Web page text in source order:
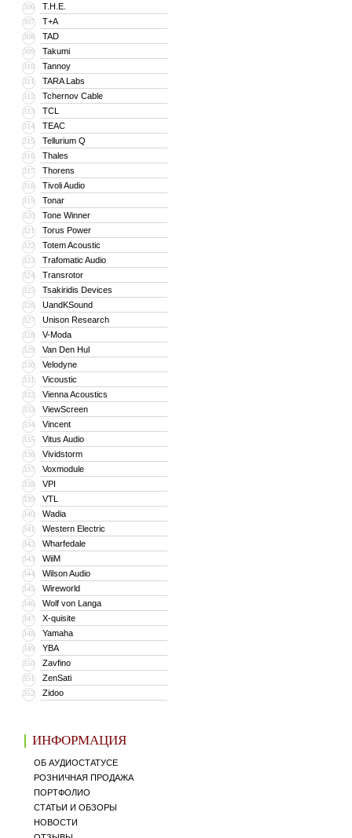
306 T.H.E.
307 T+A
308 TAD
309 Takumi
310 Tannoy
311 TARA Labs
312 Tchernov Cable
313 TCL
314 TEAC
315 Tellurium Q
316 Thales
317 Thorens
318 Tivoli Audio
319 Tonar
320 Tone Winner
321 Torus Power
322 Totem Acoustic
323 Trafomatic Audio
324 Transrotor
325 Tsakiridis Devices
326 UandKSound
327 Unison Research
328 V-Moda
329 Van Den Hul
330 Velodyne
331 Vicoustic
332 Vienna Acoustics
333 ViewScreen
334 Vincent
335 Vitus Audio
336 Vividstorm
337 Voxmodule
338 VPI
339 VTL
340 Wadia
341 Western Electric
342 Wharfedale
343 WiiM
344 Wilson Audio
345 Wireworld
346 Wolf von Langa
347 X-quisite
348 Yamaha
349 YBA
350 Zavfino
351 ZenSati
352 Zidoo
ИНФОРМАЦИЯ
ОБ АУДИОСТАТУСЕ
РОЗНИЧНАЯ ПРОДАЖА
ПОРТФОЛИО
СТАТЬИ И ОБЗОРЫ
НОВОСТИ